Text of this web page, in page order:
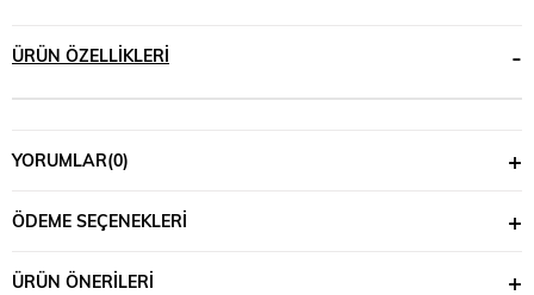
ÜRÜN ÖZELLIKLERI
YORUMLAR(0)
ÖDEME SEÇENEKLERI
ÜRÜN ÖNERILERI